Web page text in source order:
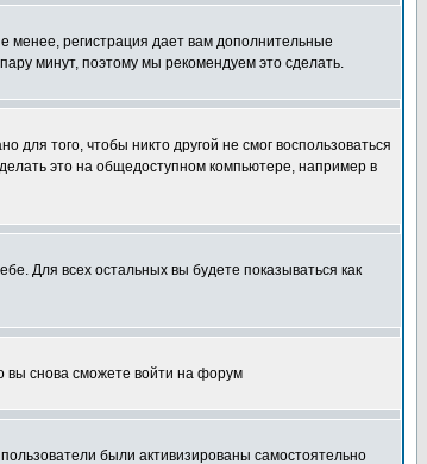
менее, регистрация дает вам дополнительные
минут, поэтому мы рекомендуем это сделать.
того, чтобы никто другой не смог воспользоваться
это на общедоступном компьютере, например в
Для всех остальных вы будете показываться как
вы снова сможете войти на форум
были активизированы самостоятельно